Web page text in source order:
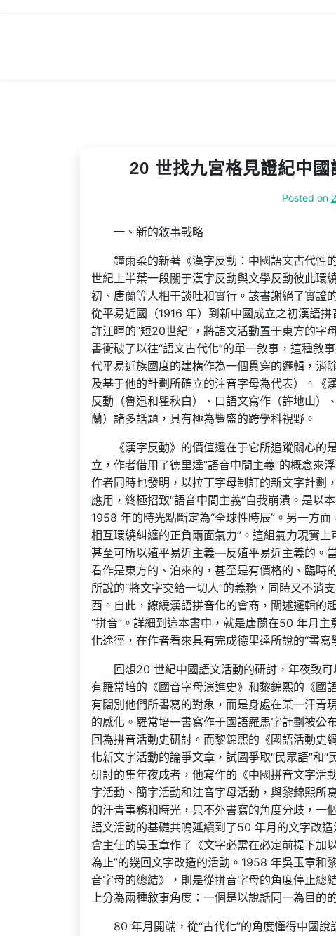
20 世找九宮格見證紀中
Posted on
一、新的敘事戰略
鐘雨柔的新著《漢字反動：中國語文古代性
世紀上半葉一段關于漢字反動與文學反動彼此環
初、唐蘭等人相干談吐和實行。該書謝絕了實證
從平易近國（1916 年）到新中國成立之初漢語
許汪暉的“短20世紀”，將語文活動置于東方的
書衝破了以往“語文古代化”的單一敘事，這種敘
代平易近族國度的建構作為一個貫穿的邏輯，消
及基于他的計劃所確立的注音字母為代表）。《
反動（魯迅和瞿秋白）、口語文寫作（許地山）
蘭）諸多話題，具有極為豐盛的跨學科視野。
《漢字反動》的價值還在于它所追蹤關心
立，作者借用了德里達“語音中間主義”的概念來
作者同時也發明，以拉丁字母制訂的新文字計劃
應用，終極招致“語音中間主義”自我崩潰。是以
1958 年的時光點斷定為“全球性時辰”。另一方
相互環繞糾纏的正負兩面氣力”。這組氣力現實
甚至可所以殖平易近主義—反殖平易近主義的。
看作是東方的、泊來的，甚至是有價格的、臨時
所說的“將文字交給一切人”的義務，同時又不消
西。自此，繚繞漢語拼音化的會商，闡述邏輯的
“拼音”。詳細到這本書中，就是唐蘭在50 年月
化途徑，在作者看來具有完成德里達所說的“書寫
回想20 世紀中國語文活動的研討，年夜致
有羅常培的《國音字母演進史》和黎錦熙的《國
有闊別他們所書寫的對象，而是身處在某一汗青
的感化。羅常培一書寫作于國語羅馬字計劃被公
回為拼音活動史研討。而黎錦熙的《國語活動史
化新文字活動的論爭文章，試圖爭取“民眾語”和
研討的集年夜成者，他寫作的《中國拼音文字活
字活動、簡字活動和注音字母活動，與黎錦熙所
的汗青事務和時光，只不外書寫的角度分歧，一
語文活動的基礎共鳴延續到了50 年月的文字改
會主任的吳玉章作了《文字必需在必定前提下加
為止”的幾回文字改造的活動。1958 年吳玉章和
音字母的總結》，則是從拼音字母的角度停止總
上分為兩種敘事角度：一個是以說話同一為目的
80 年月開端，從“古代化”的角度懂得中國